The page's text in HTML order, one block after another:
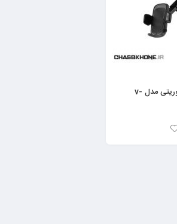
هولدر موبایل وریتی مدل v-